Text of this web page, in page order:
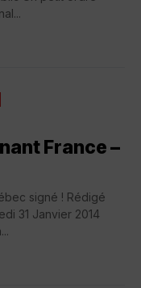
France –
signé ! Rédigé
31 Janvier 2014